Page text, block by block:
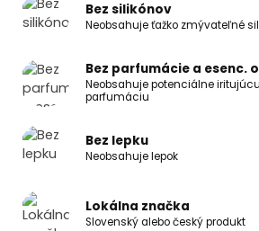
Bez silikónov
Neobsahuje ťažko zmývateľné
Bez parfumácie a esenc.
Neobsahuje potenciálne iritujúcu
parfumáciu
Bez lepku
Neobsahuje lepok
Lokálna značka
Slovenský alebo český produkt